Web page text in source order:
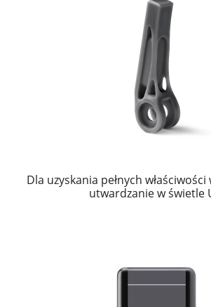
Dla uzyskania pełnych
utwardzanie w świetle